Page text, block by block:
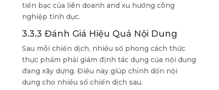
tiền bạc của liên doanh and xu hướng công
nghiệp tình dục.
3.3.3 Đánh Giá Hiệu Quả Nội Dung
Sau mỗi chiến dịch, nhiều số phong cách thức
thực phẩm phải giám định tác dụng của nội dung
đang xây dựng. Điều này giúp chỉnh dốn nội
dung cho nhiều số chiến dịch sau.